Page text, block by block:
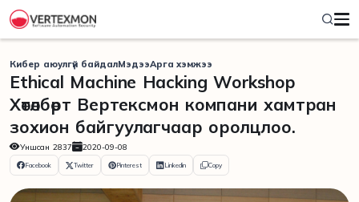
Кибер аюулгүй байдалМэдээАрга хэмжээ
Ethical Machine Hacking Workshop
Хөтөлбөрт Вертексмон компани хамтран
зохион байгуулагчаар оролцлоо.
Уншсан 2837 2020-09-08
Facebook Twitter Pinterest Linkedin Copy